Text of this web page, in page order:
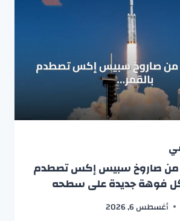
من صاروخ سبيس إكس تصطدم
فوهة جديدة على سطحه
أغسطس 6, 2026